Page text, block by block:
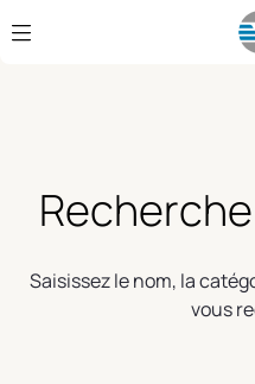
Saut au contenu principal
Saisissez le nom, la
vous